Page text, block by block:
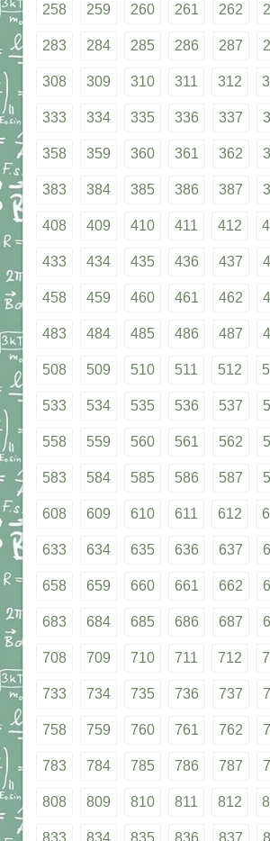
258 259 260 261 262
283 284 285 286 287
308 309 310 311 312
333 334 335 336 337
358 359 360 361 362
383 384 385 386 387
408 409 410 411 412
433 434 435 436 437
458 459 460 461 462
483 484 485 486 487
508 509 510 511 512
533 534 535 536 537
558 559 560 561 562
583 584 585 586 587
608 609 610 611 612
633 634 635 636 637
658 659 660 661 662
683 684 685 686 687
708 709 710 711 712
733 734 735 736 737
758 759 760 761 762
783 784 785 786 787
808 809 810 811 812
833 834 835 836 837